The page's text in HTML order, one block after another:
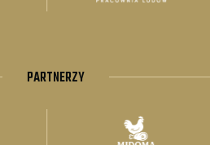
PARTNERZY